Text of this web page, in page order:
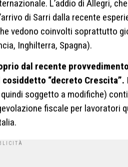
L’addio di Allegri,
di Sarri dalla recente
vedono coinvolti soprattutto
Inghilterra, Spagna).
dal recente
“decreto Crescita”.
soggetto a modifiche)
fiscale per lavoratori